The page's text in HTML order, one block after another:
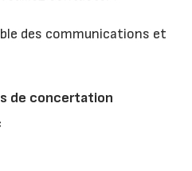
des communications et
de concertation